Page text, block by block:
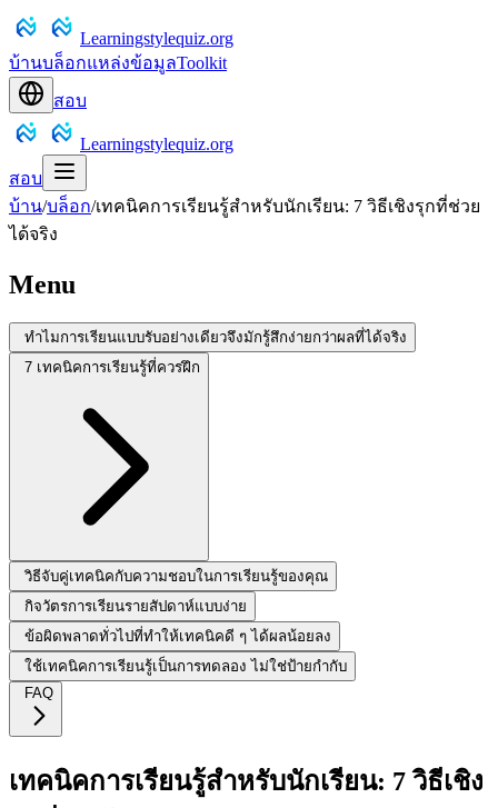
Learningstylequiz.org
บ้านบล็อกแหล่งข้อมูลToolkit
สอบ
Learningstylequiz.org
สอบ
บ้าน/บล็อก/เทคนิคการเรียนรู้สำหรับนักเรียน: 7 วิธีเชิงรุกที่ช่วย
ได้จริง
Menu
ทำไมการเรียนแบบรับอย่างเดียวจึงมักรู้สึกง่ายกว่าผลที่ได้จริง
7 เทคนิคการเรียนรู้ที่ควรฝึก
วิธีจับคู่เทคนิคกับความชอบในการเรียนรู้ของคุณ
กิจวัตรการเรียนรายสัปดาห์แบบง่าย
ข้อผิดพลาดทั่วไปที่ทำให้เทคนิคดี ๆ ได้ผลน้อยลง
ใช้เทคนิคการเรียนรู้เป็นการทดลอง ไม่ใช่ป้ายกำกับ
FAQ
เทคนิคการเรียนรู้สำหรับนักเรียน: 7 วิธีเชิง